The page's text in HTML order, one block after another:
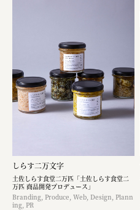
しらす二万文字
土佐しらす食堂二万匹「土佐しらす食堂二
万匹 商品開発プロデュース」
Branding, Produce, Web, Design, Plann
ing, PR